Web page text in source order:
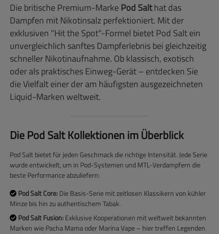
Die britische Premium-Marke Pod Salthat das
Dampfen mit Nikotinsalz perfektioniert. Mit der
exklusiven "Hit the Spot"-Formel bietet Pod Salt ein
unvergleichlich sanftes Dampferlebnis bei gleichzeitig
schneller Nikotinaufnahme. Ob klassisch, exotisch
oder als praktisches Einweg-Gerät – entdecken Sie
die Vielfalt einer der am häufigsten ausgezeichneten
Liquid-Marken weltweit.
Die Pod Salt Kollektionen im Überblick
Pod Salt bietet für jeden Geschmack die richtige Intensität. Jede Serie
wurde entwickelt, um in Pod-Systemen und MTL-Verdampfern die
beste Performance abzuliefern:
Pod Salt Core:Die Basis-Serie mit zeitlosen Klassikern von kühler
Minze bis hin zu authentischem Tabak.
Pod Salt Fusion:Exklusive Kooperationen mit weltweit bekannten
Marken wie Pacha Mama oder Marina Vape – hier treffen Legenden